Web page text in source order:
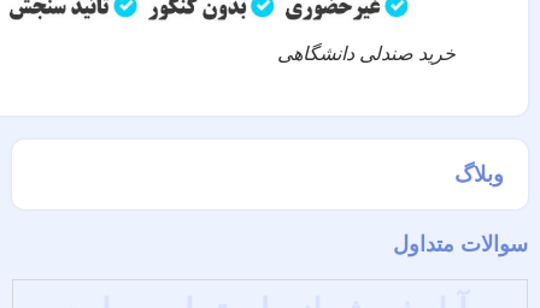
خرید صندلی دانشگاهی
وبلاگ
متداول